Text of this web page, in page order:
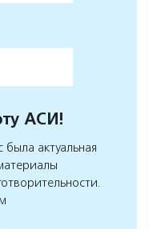
АСИ!
актуальная